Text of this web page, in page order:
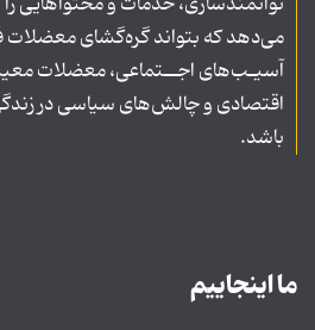
می‌دهد که بتواند گره‌گشای معضلات
آسیـب‌های اجــتماعی، معضلات
اقتصادی و چالش‌های سیاسی در
باشد.
ما اینجاییم